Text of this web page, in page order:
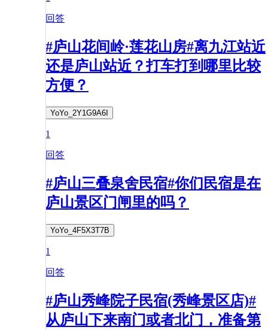
回答
#庐山花间岭·莲花山房#离九江站近
还是庐山站近？打车打到哪里比较
方便？
YoYo_2Y1G9A6I
1
回答
#庐山三叠泉舍民宿#你们民宿是在
庐山景区门闸里的吗？
YoYo_4F5X3T7B
1
回答
#庐山秀峰院子民宿(秀峰景区店)#
从庐山下来南门或者北门，准备第